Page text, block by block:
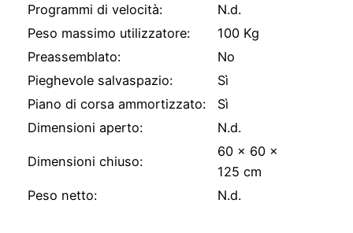
Programmi di velocità:
N.d.
Peso massimo utilizzatore:
100 Kg
Preassemblato:
No
Pieghevole salvaspazio:
Sì
Piano di corsa ammortizzato:
Sì
Dimensioni aperto:
N.d.
Dimensioni chiuso:
60 x 60 x
125 cm
Peso netto:
N.d.